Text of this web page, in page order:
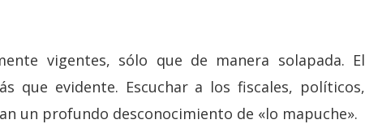
vigentes, sólo que de manera solapada. El
que evidente. Escuchar a los fiscales, políticos,
un profundo desconocimiento de «lo mapuche».